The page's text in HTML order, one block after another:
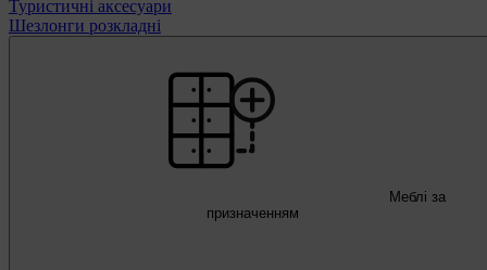
Туристичні аксесуари
Шезлонги розкладні
Меблі за
призначенням